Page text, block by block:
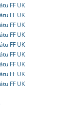
FF UK
FF UK
FF UK
FF UK
FF UK
FF UK
FF UK
FF UK
FF UK